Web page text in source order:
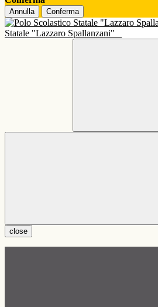
Annulla Conferma
Statale "Lazzaro Spallanzani"
close